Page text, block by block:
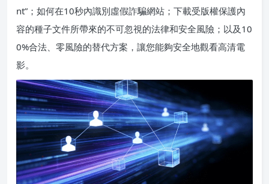
nt”；如何在10秒內識別虛假詐騙網站；下載受版權保護內
容的種子文件所帶來的不可忽視的法律和安全風險；以及10
0%合法、零風險的替代方案，讓您能夠安全地觀看高清電
影。